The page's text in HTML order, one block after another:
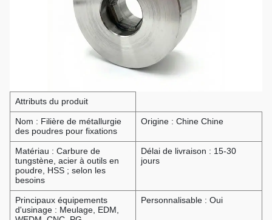
Attributs du produit
Nom : Filière de métallurgie
des poudres pour fixations
Origine : Chine Chine
Matériau : Carbure de
tungstène, acier à outils en
poudre, HSS ; selon les
besoins
Délai de livraison : 15-30
jours
Principaux équipements
d'usinage : Meulage, EDM,
Personnalisable : Oui